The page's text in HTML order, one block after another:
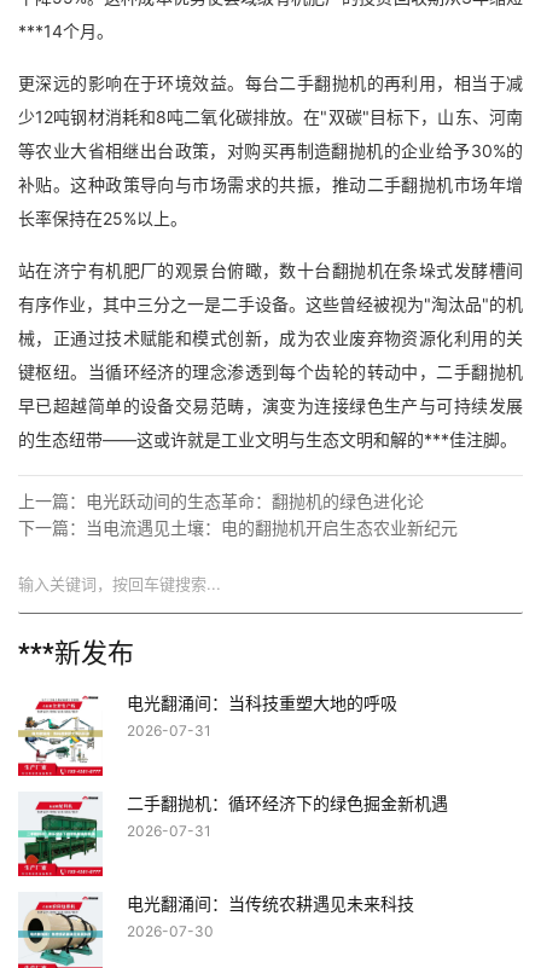
***14个月。
更深远的影响在于环境效益。每台二手翻抛机的再利用，相当于减
少12吨钢材消耗和8吨二氧化碳排放。在"双碳"目标下，山东、河南
等农业大省相继出台政策，对购买再制造翻抛机的企业给予30%的
补贴。这种政策导向与市场需求的共振，推动二手翻抛机市场年增
长率保持在25%以上。
站在济宁有机肥厂的观景台俯瞰，数十台翻抛机在条垛式发酵槽间
有序作业，其中三分之一是二手设备。这些曾经被视为"淘汰品"的机
械，正通过技术赋能和模式创新，成为农业废弃物资源化利用的关
键枢纽。当循环经济的理念渗透到每个齿轮的转动中，二手翻抛机
早已超越简单的设备交易范畴，演变为连接绿色生产与可持续发展
的生态纽带——这或许就是工业文明与生态文明和解的***佳注脚。
上一篇： 电光跃动间的生态革命：翻抛机的绿色进化论
下一篇：
当电流遇见土壤：电的翻抛机开启生态农业新纪元
***新发布
电光翻涌间：当科技重塑大地的呼吸
2026-07-31
二手翻抛机：循环经济下的绿色掘金新机遇
2026-07-31
电光翻涌间：当传统农耕遇见未来科技
2026-07-30